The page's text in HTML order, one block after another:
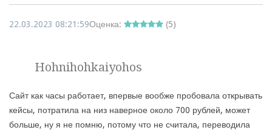
22.03.2023 08:21:59Оценка: (5)
Hohnihohkaiyohos
Сайт как часы работает, впервые вообже пробовала открывать
кейсы, потратила на низ наверное около 700 рублей, может
больше, ну я не помню, потому что не считала, переводила